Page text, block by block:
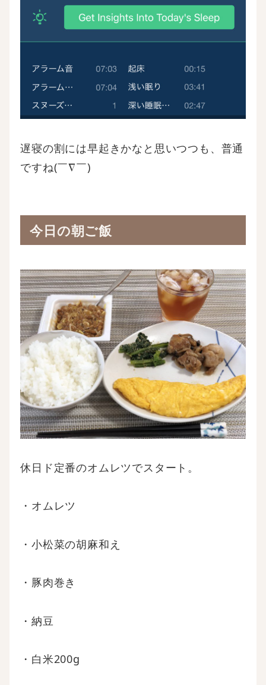
遅寝の割には早起きかなと思いつつも、普通
ですね(￣∇￣)
今日の朝ご飯
休日ド定番のオムレツでスタート。
・オムレツ
・小松菜の胡麻和え
・豚肉巻き
・納豆
・白米200g